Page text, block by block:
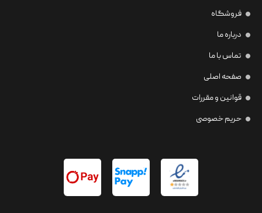
فروشگاه
درباره ما
تماس با ما
صفحه اصلی
قوانین و مقررات
حریم خصوصی